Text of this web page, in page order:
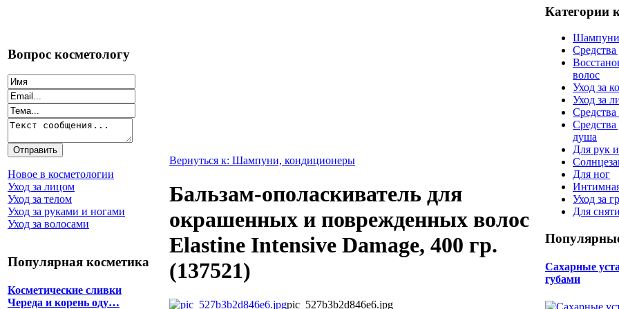
Вопрос косметологу
Новое в косметологии
Уход за лицом
Уход за телом
Уход за руками и ногами
Уход за волосами
Популярная косметика
Косметические сливки
Череда и корень оду…
Вернуться к: Шампуни, кондиционеры
Бальзам-ополаскиватель для
окрашенных и поврежденных волос
Elastine Intensive Damage, 400 гр.
(137521)
pic_527b3b2d846e6.jpg
Категории
волос
Уход за
Уход за
Средства
душа
Для рук
Для ног
Уход за
Для
Сахарные
губами